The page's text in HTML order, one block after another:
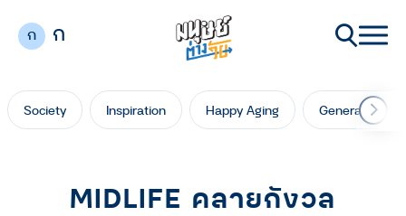
ก ก
Society Inspiration Happy Aging Generation
MIDLIFE คลายกังวล